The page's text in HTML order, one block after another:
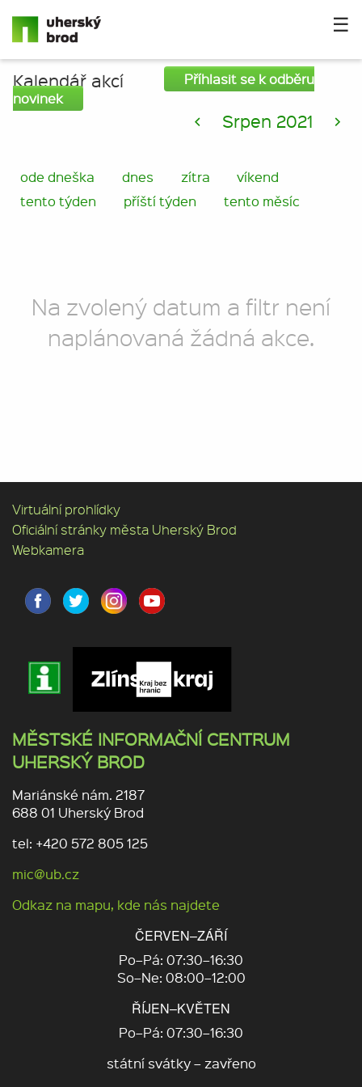
☰
Kalendář akcí
Příhlasit se k odběru
novinek
< Srpen 2021 >
ode dneška dnes zítra
víkend
tento týden
příští týden tento měsíc
Na zvolený datum a filtr není
naplánovaná žádná akce.
Virtuální prohlídky
Oficiální stránky města Uherský Brod
Webkamera
MĚSTSKÉ INFORMAČNÍ CENTRUM
UHERSKÝ BROD
Mariánské nám. 2187
688 01 Uherský Brod
tel: +420 572 805 125
mic@ub.cz
Odkaz na mapu, kde nás najdete
ČERVEN–ZÁŘÍ
Po–Pá: 07:30–16:30
So–Ne: 08:00–12:00
ŘÍJEN–KVĚTEN
Po–Pá: 07:30–16:30
státní svátky – zavřeno